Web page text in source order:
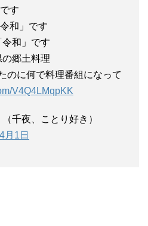
す
和」です
和」です
郷土料理
のに何で料理番組になって
V4Q4LMqpKK
千夜、ことり好き）
月1日